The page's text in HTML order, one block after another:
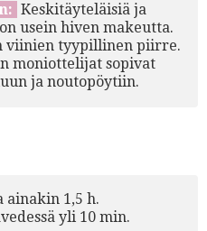
Keskitäyteläisiä ja
usein hiven makeutta.
viinien tyypillinen piirre.
moniottelijat sopivat
ja noutopöytiin.
ainakin 1,5 h.
yli 10 min.